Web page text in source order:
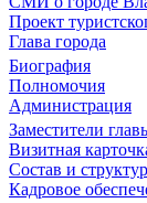
Проект
Глава города
Биография
Полномочия
Администрация
Заместители
Визитная
Состав и
Кадровое